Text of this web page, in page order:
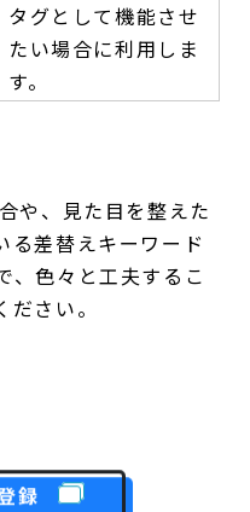
タグとして機能させ
たい場合に利用しま
す。
や、見た目を整えた
る差替えキーワード
、色々と工夫するこ
さい。
録